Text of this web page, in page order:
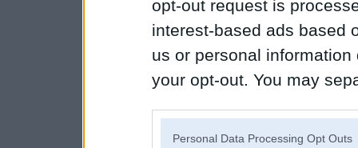
opt-out request is
interest-based ads based
us or personal
your opt-out. You may
Personal Data Processing Opt Outs